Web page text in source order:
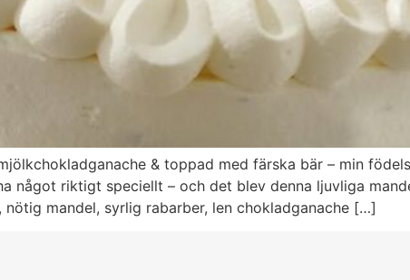
& toppad med färska bär – min
något riktigt speciellt – och det blev denna ljuvliga
mandel, syrlig rabarber, len chokladganache […]